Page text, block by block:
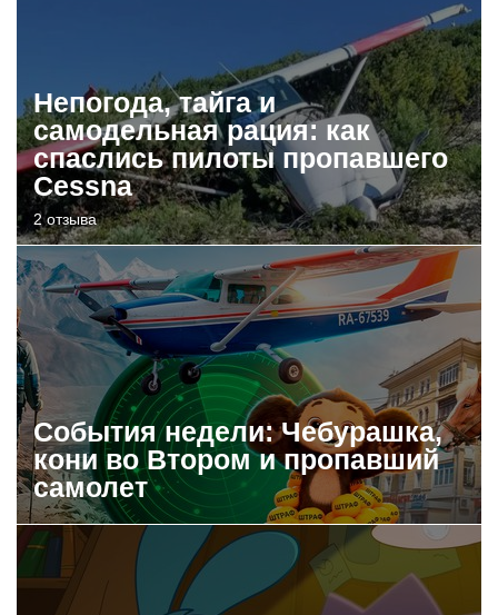
Непогода, тайга и
самодельная рация: как
спаслись пилоты пропавшего
Cessna
2 отзыва
События недели: Чебурашка,
кони во Втором и пропавший
самолет